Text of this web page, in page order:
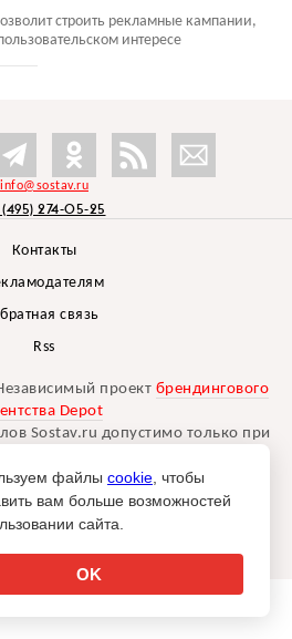
строить рекламные кампании,
интересе
info@sostav.ru
(495) 274-05-25
Контакты
связь
Rss
проект брендингового
Depot
Sostav.ru допустимо только при
сайта -Liqium.
18+
файлы cookie , чтобы
вам больше возможностей
сайта.
OK